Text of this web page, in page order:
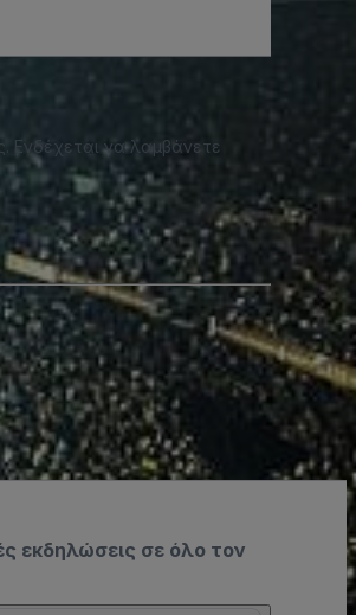
Ενδέχεται να λαμβάνετε
εκδηλώσεις σε όλο τον